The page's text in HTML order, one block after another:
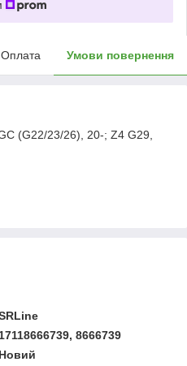
Оплата Умови повернення
(G22/23/26), 20-; Z4 G29,
17118666739, 8666739
Новий